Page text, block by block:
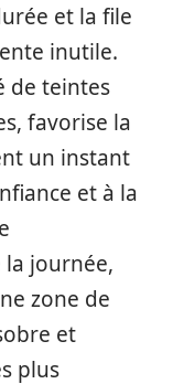
et la file
inutile.
de teintes
favorise la
un instant
et à la
journée,
zone de
et
plus